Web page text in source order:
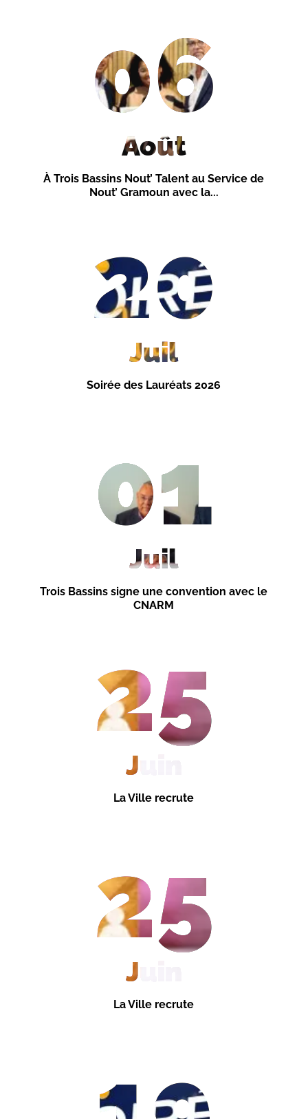
À Trois Bassins Nout’ Talent au Service de
Nout’ Gramoun avec la...
06
Août
Soirée des Lauréats 2026
20
Juil
Trois Bassins signe une convention avec le
CNARM
01
Juil
La Ville recrute
25
Juin
La Ville recrute
25
Juin